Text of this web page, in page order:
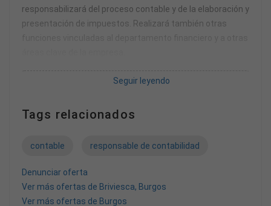
responsabilizará del proceso contable y de la elaboración y
presentación de impuestos. Realizará también otras
REQUISITOS DEL PERFIL :
Experiencia mínima de 5 en departamentos financieros o
fiscalidad, control de costes, etc.
Inglés nivel alto, con buenas competencias
comunicativas.
Manejo avanzado de herramientas ofimáticas.
Seguir leyendo
Tags relacionados
contable responsable de contabilidad
Denunciar oferta
Ver más ofertas de Briviesca, Burgos
Ver más ofertas de Burgos